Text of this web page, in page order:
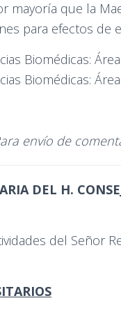
mayoría que la
para efectos de
Biomédicas:
Biomédicas:
envío de
DEL H.
del Señor